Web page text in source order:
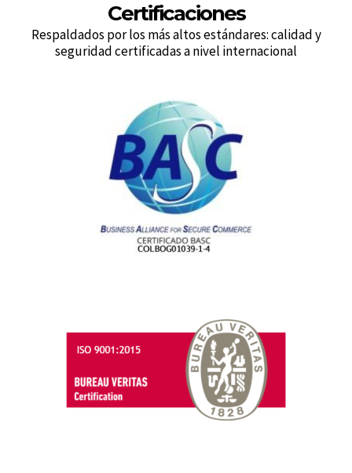
Certificaciones
Respaldados por los más altos estándares: calidad y
seguridad certificadas a nivel internacional